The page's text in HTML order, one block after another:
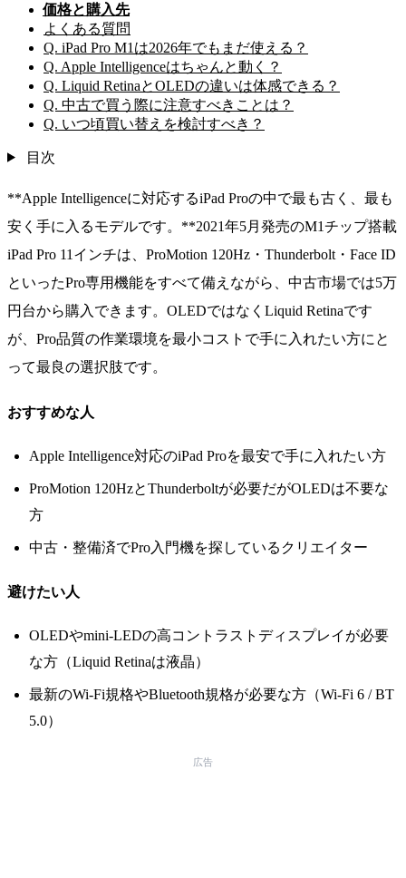
価格と購入先
よくある質問
Q. iPad Pro M1は2026年でもまだ使える？
Q. Apple Intelligenceはちゃんと動く？
Q. Liquid RetinaとOLEDの違いは体感できる？
Q. 中古で買う際に注意すべきことは？
Q. いつ頃買い替えを検討すべき？
目次
**Apple Intelligenceに対応するiPad Proの中で最も古く、最も
安く手に入るモデルです。**2021年5月発売のM1チップ搭載
iPad Pro 11インチは、ProMotion 120Hz・Thunderbolt・Face ID
といったPro専用機能をすべて備えながら、中古市場では5万
円台から購入できます。OLEDではなくLiquid Retinaです
が、Pro品質の作業環境を最小コストで手に入れたい方にと
って最良の選択肢です。
おすすめな人
Apple Intelligence対応のiPad Proを最安で手に入れたい方
ProMotion 120HzとThunderboltが必要だがOLEDは不要な
方
中古・整備済でPro入門機を探しているクリエイター
避けたい人
OLEDやmini-LEDの高コントラストディスプレイが必要
な方（Liquid Retinaは液晶）
最新のWi-Fi規格やBluetooth規格が必要な方（Wi-Fi 6 / BT
5.0）
広告